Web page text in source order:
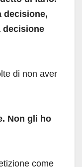
decisione,
decisione
di non aver
Non gli ho
come